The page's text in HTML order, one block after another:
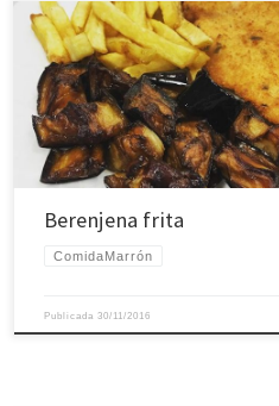
Berenjena frita
ComidaMarrón
Publicada30/11/2016